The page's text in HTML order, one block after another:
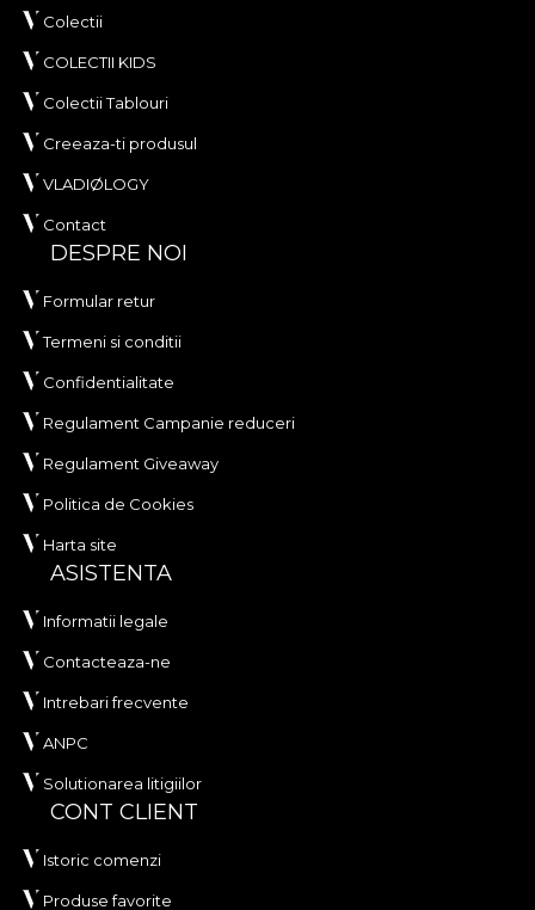
Colectii
COLECTII KIDS
Colectii Tablouri
Creeaza-ti produsul
VLADIØLOGY
Contact
DESPRE NOI
Formular retur
Termeni si conditii
Confidentialitate
Regulament Campanie reduceri
Regulament Giveaway
Politica de Cookies
Harta site
ASISTENTA
Informatii legale
Contacteaza-ne
Intrebari frecvente
ANPC
Solutionarea litigiilor
CONT CLIENT
Istoric comenzi
Produse favorite